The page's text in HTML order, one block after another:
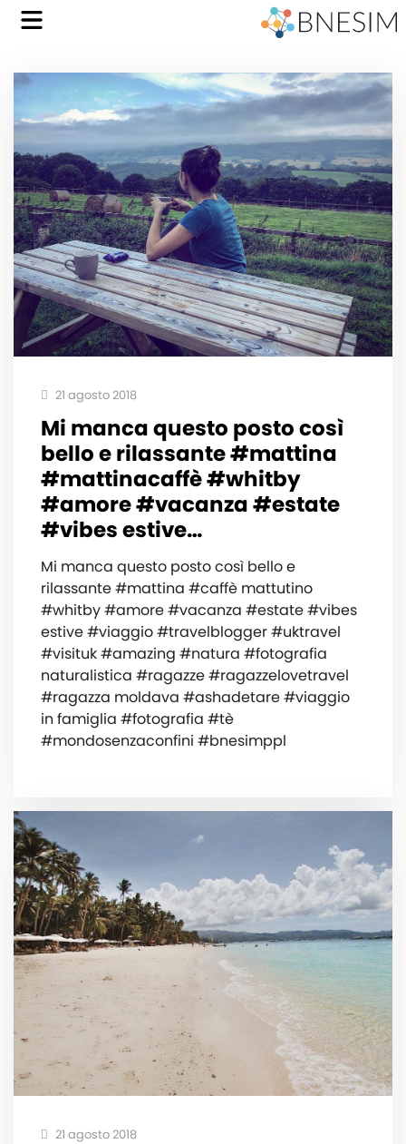
21 agosto 2018
Mi manca questo posto così
bello e rilassante #mattina
#mattinacaffè #whitby
#amore #vacanza #estate
#vibes estive…
Mi manca questo posto così bello e
rilassante #mattina #caffè mattutino
#whitby #amore #vacanza #estate #vibes
estive #viaggio #travelblogger #uktravel
#visituk #amazing #natura #fotografia
naturalistica #ragazze #ragazzelovetravel
#ragazza moldava #ashadetare #viaggio
in famiglia #fotografia #tè
#mondosenzaconfini #bnesimppl
21 agosto 2018